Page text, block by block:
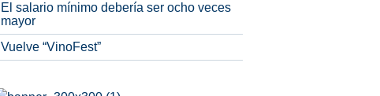
El salario mínimo debería ser ocho veces
mayor
Vuelve “VinoFest”